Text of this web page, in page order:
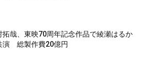
拓哉、東映70周年記念作品で綾瀬はるか
演 総製作費20億円